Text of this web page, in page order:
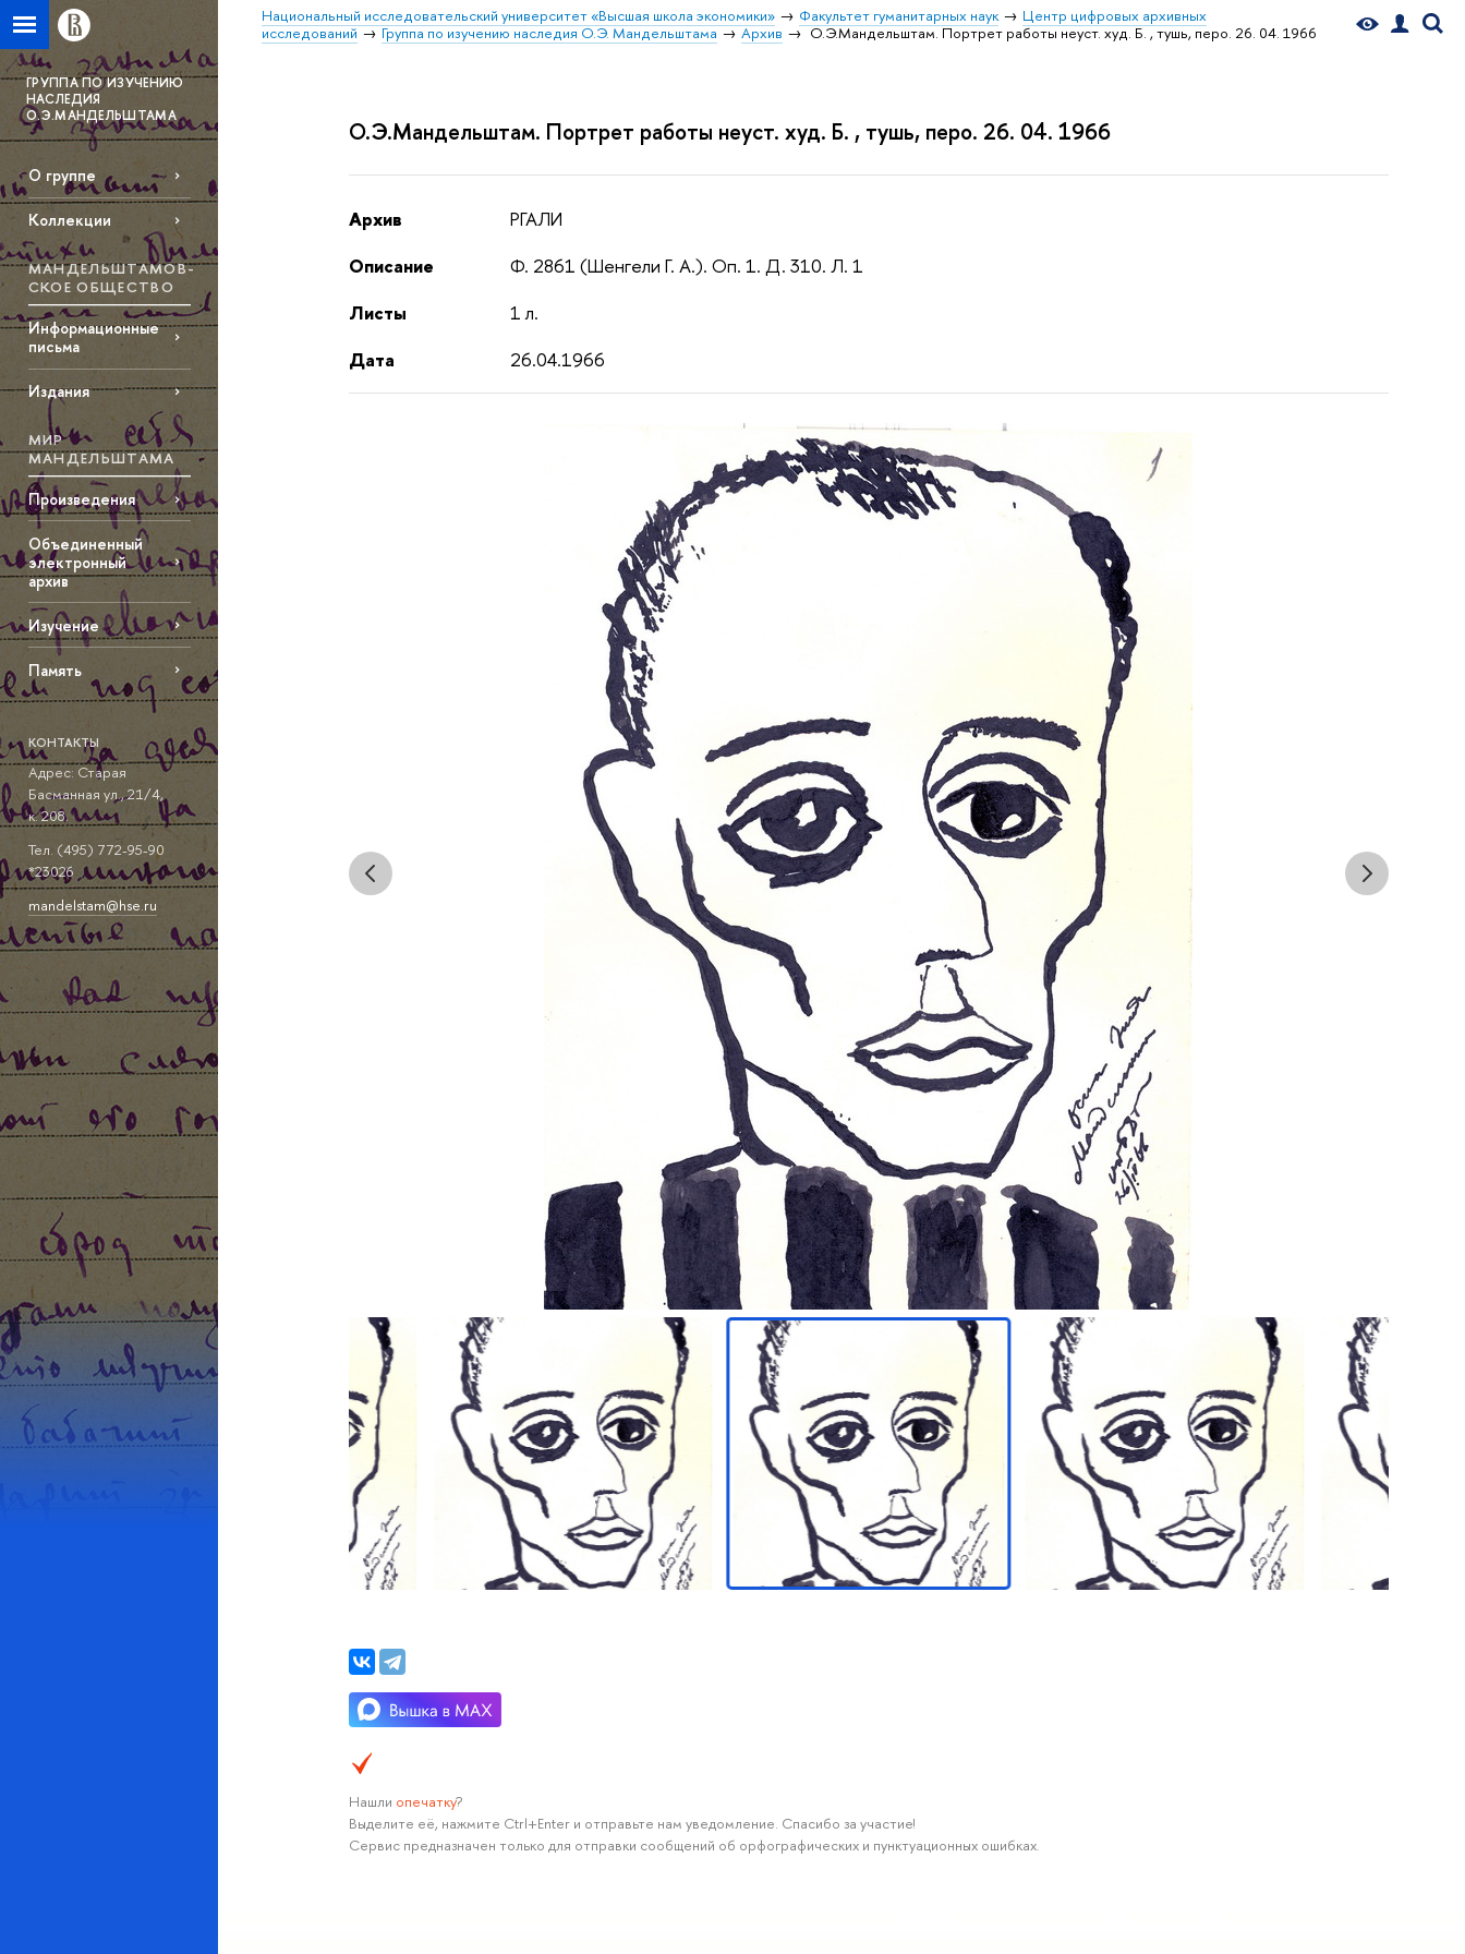
Национальный исследовательский университет «Высшая школа экономики» Факультет гуманитарных наук
Центр цифровых архивных
исследований
Группа по изучению наследия О.Э. Мандельштама Архив О.Э.Мандельштам. Портрет работы неуст. худ. Б. , тушь, перо. 26. 04. 1966
ГРУППА ПО ИЗУЧЕНИЮ
НАСЛЕДИЯ
О.Э.МАНДЕЛЬШТАМА
О группе
Коллекции
МАНДЕЛЬШТАМОВ­
СКОЕ ОБЩЕСТВО
Информационные
письма
Издания
МИР
МАНДЕЛЬШТАМА
Произведения
Объединенный
электронный
архив
Изучение
Память
КОНТАКТЫ
Адрес: Старая
Басманная ул., 21/4,
к. 208.
Тел. (495) 772-95-90
*23026
mandelstam@hse.ru
О.Э.Мандельштам. Портрет работы неуст. худ. Б. , тушь, перо. 26. 04. 1966
Архив
РГАЛИ
Описание
Ф. 2861 (Шенгели Г. А.). Oп. 1. Д. 310. Л. 1
Листы
1 л.
Дата
26.04.1966
Нашли опечатку?
Выделите её, нажмите Ctrl+Enter и отправьте нам уведомление. Спасибо за участие!
Сервис предназначен только для отправки сообщений об орфографических и пунктуационных ошибках.